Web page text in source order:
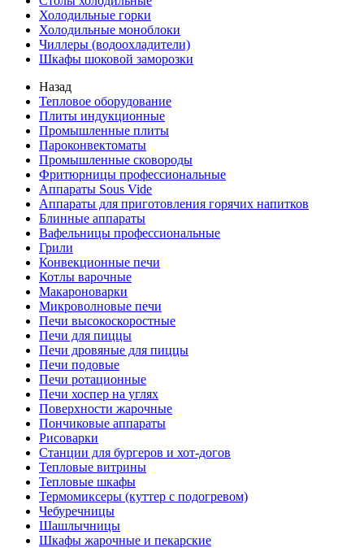
Холодильные горки
Холодильные моноблоки
Чиллеры (водоохладители)
Шкафы шоковой заморозки
Назад
Тепловое оборудование
Плиты индукционные
Промышленные плиты
Пароконвектоматы
Промышленные сковороды
Фритюрницы профессиональные
Аппараты Sous Vide
Аппараты для приготовления горячих напитков
Блинные аппараты
Вафельницы профессиональные
Грили
Конвекционные печи
Котлы варочные
Макароноварки
Микроволновые печи
Печи высокоскоростные
Печи для пиццы
Печи дровяные для пиццы
Печи подовые
Печи ротационные
Печи хоспер на углях
Поверхности жарочные
Пончиковые аппараты
Рисоварки
Станции для бургеров и хот-догов
Тепловые витрины
Тепловые шкафы
Термомиксеры (куттер с подогревом)
Чебуречницы
Шашлычницы
Шкафы жарочные и пекарские